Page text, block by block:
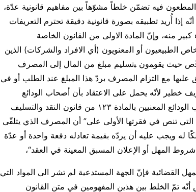
فيه تضمّن خلطاً مشوّهاً بين مفاهيم قانونية عدّة،
إذا أُريد تطبيقه بصورة قانونية دقيقة تحترم التعريفات
منه، وإنّ المادة الاولى من القانون الخاصة
اﻟطبيعيون أو اﻟمعنويون (أي الافراد والشركات) الذين
حیث يقوﻤون ﺒتسليم مبلغ من المال إﻟﻰ اﻟمصرف
مع التزام المصرف بردّ هذا المبلغ عند الطلب أو في
خطير لأنّه يحمل على الاعتقاد بأن أصحاب الودائع
الاستثمارية هم مضمونون ومحميّون كأصحاب الودائع المعنيين بالمادة ١٢٣ من قانون النقد والتسليف
من قانون التجارة التي تنص في فقرتها الأولى على” أن المصرف الذي يتلقّى
له ويجب عليه أن يردّه بقيمة تعادله دفعة واحدة أو عدّة
المهل أو الإعلان المسبق المعينة في العقد“،
القضائية فإنّ الجهة المستدعية لم تشر الى المواد التي
أنّه تمّ الخلط بين هذين المفهومين في متن القانون